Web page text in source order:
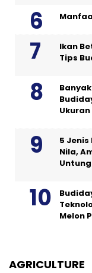
Ikan
Tips
5
Nila,
Untung
Melon
AGRICULTURE